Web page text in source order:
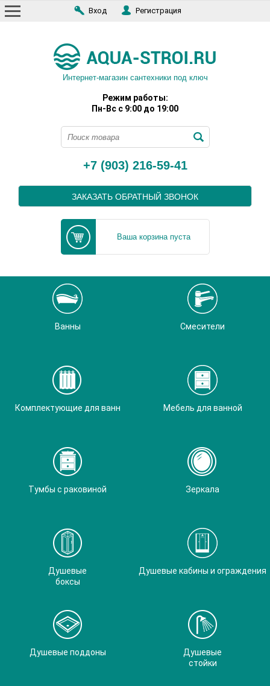
Вход Регистрация
Интернет-магазин сантехники под ключ
Режим работы:
Пн-Вс с 9:00 до 19:00
+7 (903) 216-59-41
ЗАКАЗАТЬ ОБРАТНЫЙ ЗВОНОК
Ваша корзина пуста
Ванны Смесители
Комплектующие для ванн Мебель для ванной
Тумбы с раковиной Зеркала
Душевые
боксы
Душевые кабины и ограждения
Душевые поддоны
Душевые
стойки